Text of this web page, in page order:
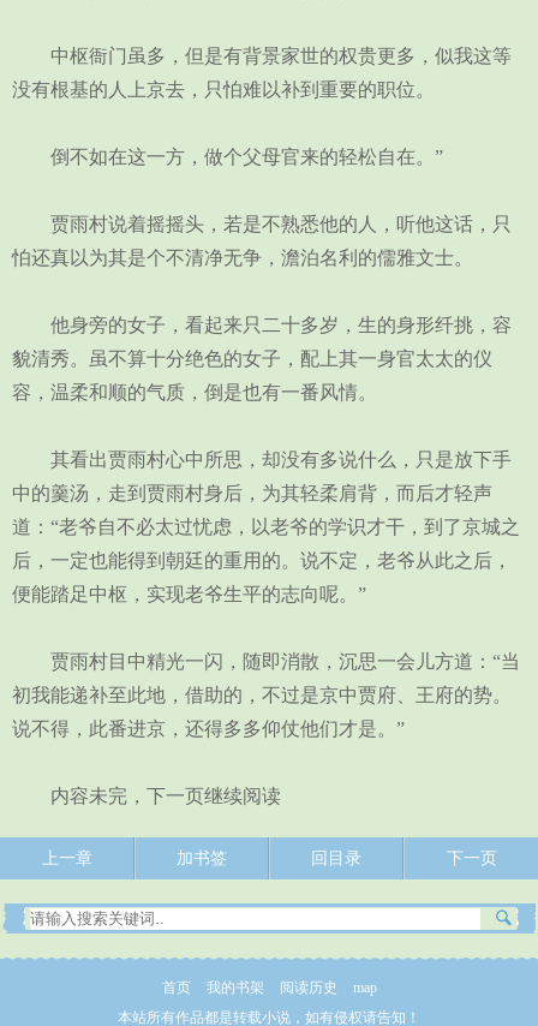
中枢衙门虽多，但是有背景家世的权贵更多，似我这等
没有根基的人上京去，只怕难以补到重要的职位。
倒不如在这一方，做个父母官来的轻松自在。”
贾雨村说着摇摇头，若是不熟悉他的人，听他这话，只
怕还真以为其是个不清净无争，澹泊名利的儒雅文士。
他身旁的女子，看起来只二十多岁，生的身形纤挑，容
貌清秀。虽不算十分绝色的女子，配上其一身官太太的仪
容，温柔和顺的气质，倒是也有一番风情。
其看出贾雨村心中所思，却没有多说什么，只是放下手
中的羹汤，走到贾雨村身后，为其轻柔肩背，而后才轻声
道：“老爷自不必太过忧虑，以老爷的学识才干，到了京城之
后，一定也能得到朝廷的重用的。说不定，老爷从此之后，
便能踏足中枢，实现老爷生平的志向呢。”
贾雨村目中精光一闪，随即消散，沉思一会儿方道：“当
初我能递补至此地，借助的，不过是京中贾府、王府的势。
说不得，此番进京，还得多多仰仗他们才是。”
内容未完，下一页继续阅读
上一章 加书签 回目录 下一页
首页 我的书架 阅读历史
map
本站所有作品都是转载小说，如有侵权请告知！